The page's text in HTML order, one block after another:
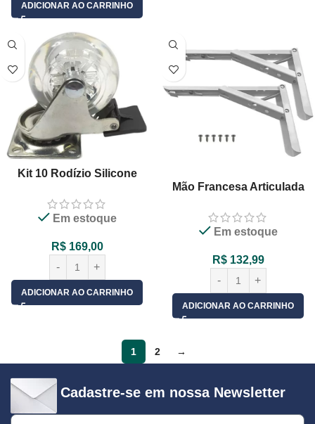
ADICIONAR AO CARRINHO
Kit 10 Rodízio Silicone
Giratório Com Freio
Em estoque
R$169,00
ADICIONAR AO CARRINHO
Mão Francesa Articulada
Reforçada Par
Em estoque
R$132,99
ADICIONAR AO CARRINHO
1 2 →
Cadastre-se em nossa Newsletter